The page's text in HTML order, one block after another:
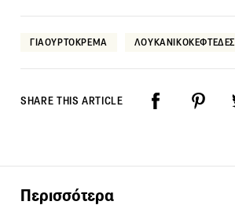
ΓΙΑΟΥΡΤΟΚΡΕΜΑ ΛΟΥΚΑΝΙΚΟΚΕΦΤΕΔΕΣ
SHARE THIS ARTICLE
Περισσότερα